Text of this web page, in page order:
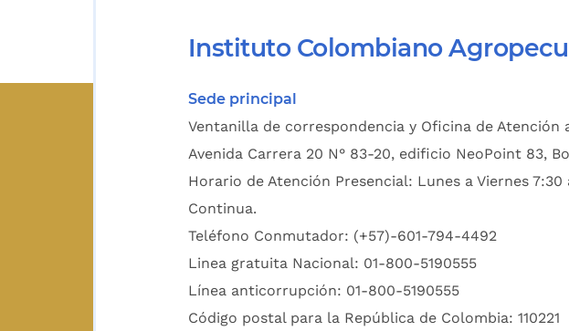
Instituto Colombiano
Sede principal
Ventanilla de correspondencia y Oficina de Atención
Avenida Carrera 20 N° 83-20, edificio NeoPoint 83,
Horario de Atención Presencial: Lunes a Viernes
Continua.
Teléfono Conmutador: (+57)-601-794-4492
Linea gratuita Nacional: 01-800-5190555
Línea anticorrupción: 01-800-5190555
Código postal para la República de Colombia: 110221